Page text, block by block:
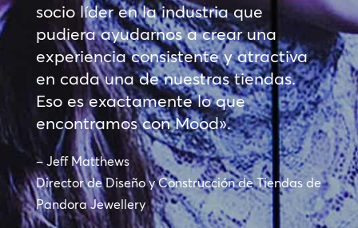
socio líder en la industria que
pudiera ayudarnos a crear una
experiencia consistente y atractiva
en cada una de nuestras tiendas.
Eso es exactamente lo que
encontramos con Mood».
– Jeff Matthews
Director de Diseño y Construcción de Tiendas de
Pandora Jewellery